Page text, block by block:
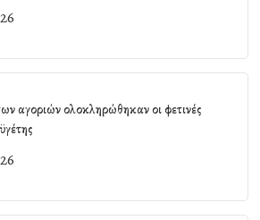
αγοριών ολοκληρώθηκαν οι φετινές